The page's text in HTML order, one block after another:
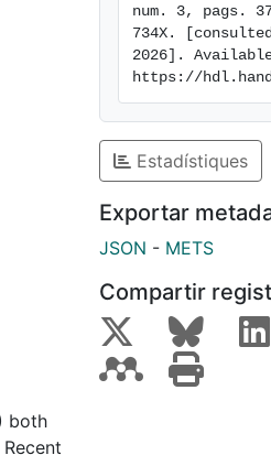
both
num. 3, pags.
734X.
2026].
https://
Estadístiques
Exportar
JSON - METS
Compartir